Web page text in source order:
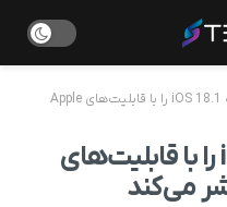
اپل هفته آینده iOS 18.1 را با قابلیت‌های Apple
اپل هفته آینده iOS 18.1 را با قابلیت‌های